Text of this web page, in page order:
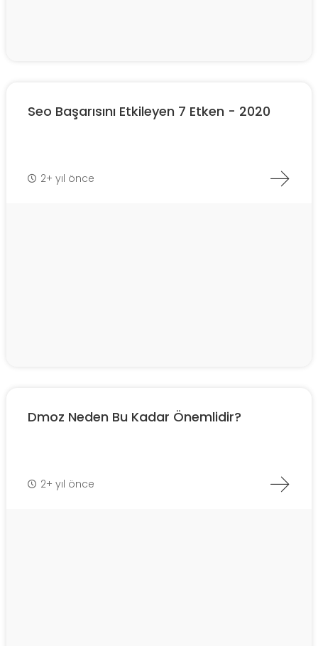
Seo Başarısını Etkileyen 7 Etken - 2020
2+ yıl önce
Dmoz Neden Bu Kadar Önemlidir?
2+ yıl önce